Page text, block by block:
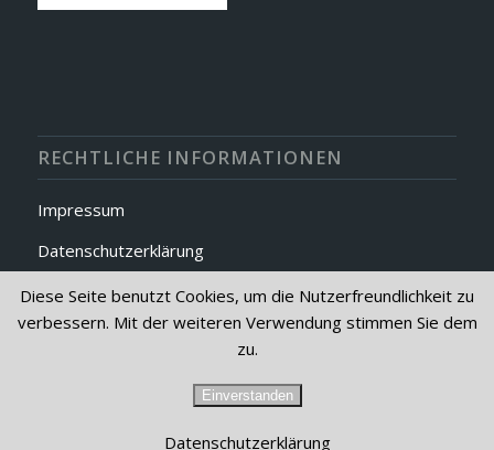
RECHTLICHE INFORMATIONEN
Impressum
Datenschutzerklärung
AGB
© Copyright - Meyer+Münster GmbH
Diese Seite benutzt Cookies, um die Nutzerfreundlichkeit zu
verbessern. Mit der weiteren Verwendung stimmen Sie dem
zu.
Einverstanden
Datenschutzerklärung